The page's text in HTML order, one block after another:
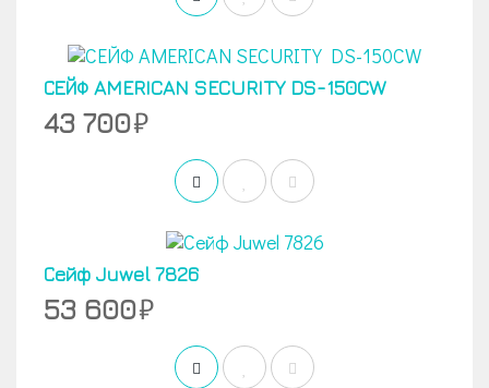
СЕЙФ AMERICAN SECURITY DS-150CW
43 700
Сейф Juwel 7826
53 600